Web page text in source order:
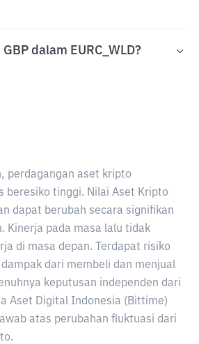
dalam EURC_WLD?
perdagangan aset kripto
beresiko tinggi. Nilai Aset Kripto
dapat berubah secara signifikan
Kinerja pada masa lalu tidak
di masa depan. Terdapat risiko
dari membeli dan menjual
keputusan independen dari
Aset Digital Indonesia (Bittime)
atas perubahan fluktuasi dari